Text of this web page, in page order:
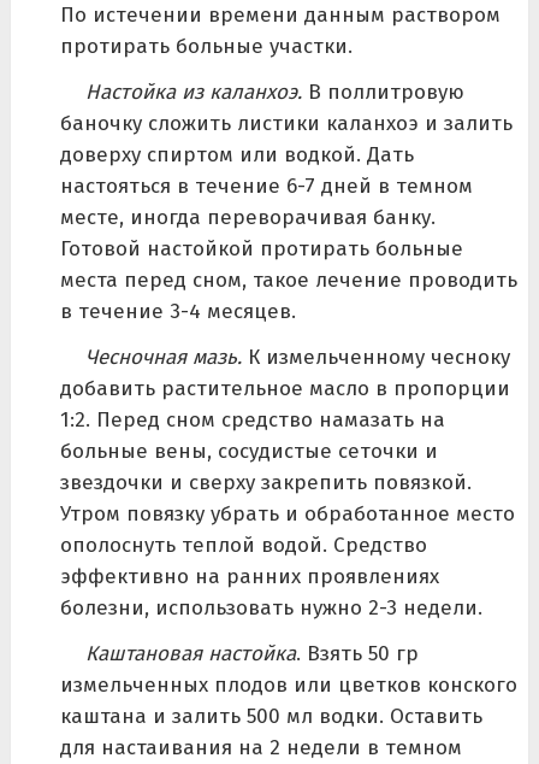
По истечении времени данным раствором
протирать больные участки.
Настойка из каланхоэ.В поллитровую
баночку сложить листики каланхоэ и залить
доверху спиртом или водкой. Дать
настояться в течение 6-7 дней в темном
месте, иногда переворачивая банку.
Готовой настойкой протирать больные
места перед сном, такое лечение проводить
в течение 3-4 месяцев.
Чесночная мазь.К измельченному чесноку
добавить растительное масло в пропорции
1:2. Перед сном средство намазать на
больные вены, сосудистые сеточки и
звездочки и сверху закрепить повязкой.
Утром повязку убрать и обработанное место
ополоснуть теплой водой. Средство
эффективно на ранних проявлениях
болезни, использовать нужно 2-3 недели.
Каштановая настойка. Взять 50 гр
измельченных плодов или цветков конского
каштана и залить 500 мл водки. Оставить
для настаивания на 2 недели в темном